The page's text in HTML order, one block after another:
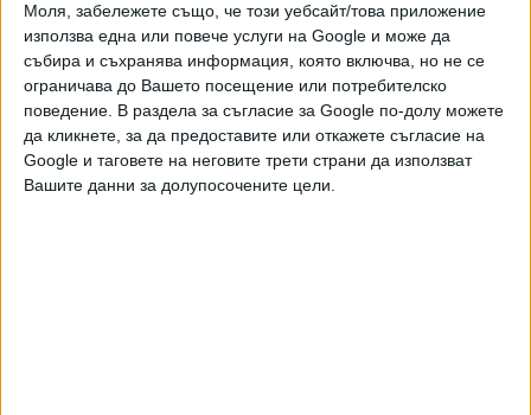
Моля, забележете също, че този уебсайт/това приложение
използва една или повече услуги на Google и може да
събира и съхранява информация, която включва, но не се
ограничава до Вашето посещение или потребителско
поведение. В раздела за съгласие за Google по-долу можете
да кликнете, за да предоставите или откажете съгласие на
Google и таговете на неговите трети страни да използват
Вашите данни за долупосочените цели.
можете да направите дарение през
PayPal
Ключови думи: Пентагона, НЛО